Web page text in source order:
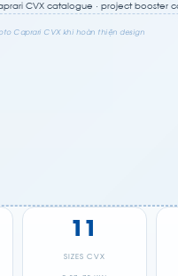
CVX catalogue · project booster
Caprari CVX khi hoàn thiện design
11
SIZES CVX